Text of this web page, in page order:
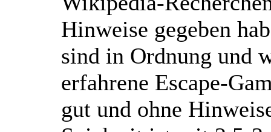
Hinweise gegeben
sind in Ordnung und
erfahrene Escape-
gut und ohne